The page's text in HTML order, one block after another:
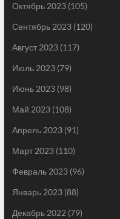
Октябрь 2023(105)
Сентябрь 2023(120)
Август 2023(117)
Июль 2023(79)
Июнь 2023(98)
Май 2023(108)
Апрель 2023(91)
Март 2023(110)
Февраль 2023(96)
Январь 2023(88)
Декабрь 2022 (79)